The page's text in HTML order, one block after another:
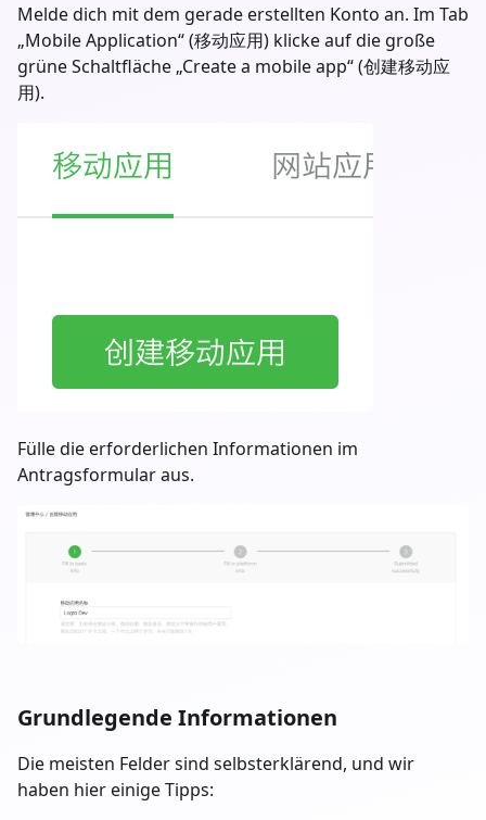
Melde dich mit dem gerade erstellten Konto an. Im Tab
„Mobile Application“ (移动应用) klicke auf die große
grüne Schaltfläche „Create a mobile app“ (创建移动应
用).
Fülle die erforderlichen Informationen im
Antragsformular aus.
Grundlegende Informationen
Die meisten Felder sind selbsterklärend, und wir
haben hier einige Tipps: